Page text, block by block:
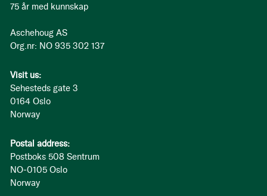
75 år med kunnskap
Aschehoug AS
Org.nr: NO 935 302 137
Visit us:
Sehesteds gate 3
0164 Oslo
Norway
Postal address:
Postboks 508 Sentrum
NO-0105 Oslo
Norway